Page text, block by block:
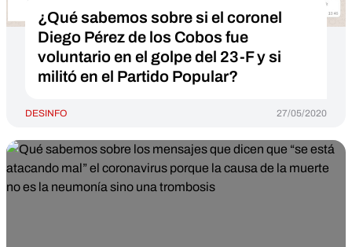
¿Qué sabemos sobre si el coronel
Diego Pérez de los Cobos fue
voluntario en el golpe del 23-F y si
militó en el Partido Popular?
DESINFO 27/05/2020